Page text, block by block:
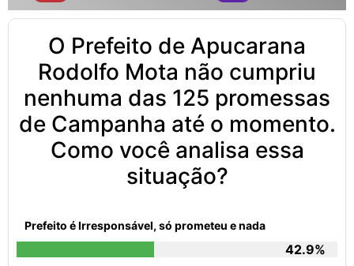
O Prefeito de Apucarana
Rodolfo Mota não cumpriu
nenhuma das 125 promessas
de Campanha até o momento.
Como você analisa essa
situação?
Prefeito é Irresponsável, só prometeu e nada
42.9%